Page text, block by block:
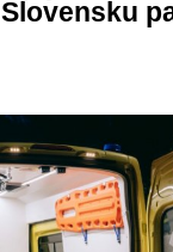
Slovensku